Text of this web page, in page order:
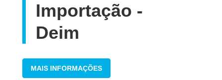
Importação -
Deim
MAIS INFORMAÇÕES